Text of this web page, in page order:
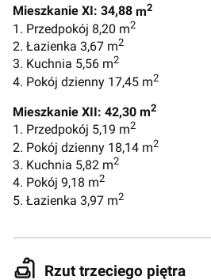
Mieszkanie XI: 34,88 m2
1. Przedpokój 8,20 m2
2. Łazienka 3,67 m2
3. Kuchnia 5,56 m2
4. Pokój dzienny 17,45 m2
Mieszkanie XII: 42,30 m2
1. Przedpokój 5,19 m2
2. Pokój dzienny 18,14 m2
3. Kuchnia 5,82 m2
4. Pokój 9,18 m2
5. Łazienka 3,97 m2
Rzut trzeciego piętra